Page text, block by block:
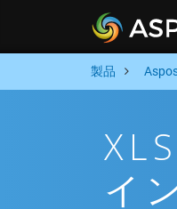
製品
イ